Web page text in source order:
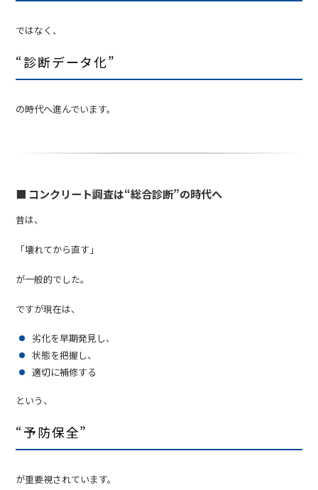
ではなく、
“診断データ化”
の時代へ進んでいます。
■ コンクリート調査は“総合診断”の時代へ
昔は、
「壊れてから直す」
が一般的でした。
ですが現在は、
劣化を早期発見し、
状態を把握し、
適切に補修する
という、
“予防保全”
が重要視されています。